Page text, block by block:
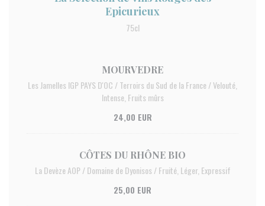
Epicurieux
75cl
MOURVEDRE
Les Jamelles IGP PAYS D'OC / Terroirs du Sud de la France / Velouté,
Intense, Fruits mûrs
24,00 EUR
CÔTES DU RHÔNE BIO
La Devèze AOP / Domaine de Dyonisos / Fruité, Léger, Expressif
25,00 EUR